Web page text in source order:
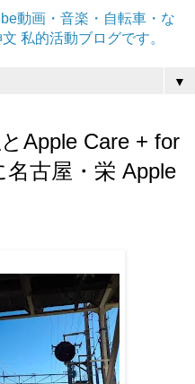
動画・音楽・自転車・な
私的活動ブログです。
▼
Apple Care + for
古屋・栄 Apple